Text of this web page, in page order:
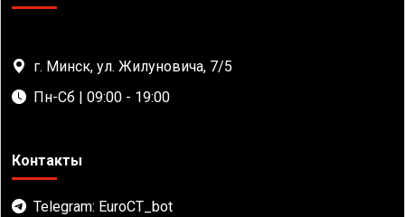
г. Минск, ул. Жилуновича, 7/5
Пн-Сб | 09:00 - 19:00
Контакты
Telegram: EuroCT_bot